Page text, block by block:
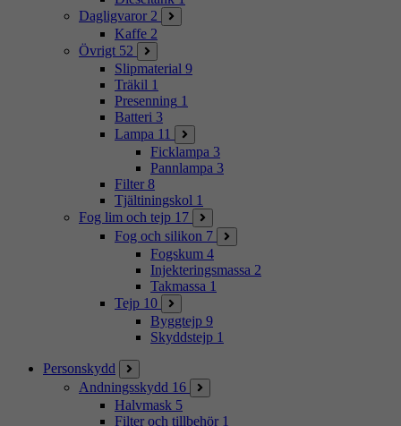
Dagligvaror 2
Kaffe 2
Övrigt 52
Slipmaterial 9
Träkil 1
Presenning 1
Batteri 3
Lampa 11
Ficklampa 3
Pannlampa 3
Filter 8
Tjältiningskol 1
Fog lim och tejp 17
Fog och silikon 7
Fogskum 4
Injekteringsmassa 2
Takmassa 1
Tejp 10
Byggtejp 9
Skyddstejp 1
Personskydd
Andningsskydd 16
Halvmask 5
Filter och tillbehör 1